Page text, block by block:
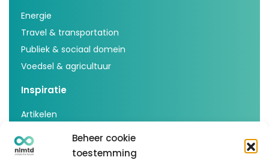
Beheer cookie
toestemming
Energie
Travel & transportation
Publiek & sociaal domein
Voedsel & agricultuur
Inspiratie
Artikelen
Events